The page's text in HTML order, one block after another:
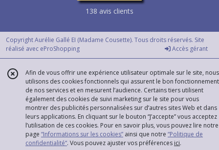
138 avis clients
Copyright Aurélie Gallé EI (Madame Cousette). Tous droits réservés. Site
réalisé avec eProShopping Accès gérant
Afin de vous offrir une expérience utilisateur optimale sur le site, nous
utilisons des cookies fonctionnels qui assurent le bon fonctionnement
de nos services et en mesurent l’audience. Certains tiers utilisent
également des cookies de suivi marketing sur le site pour vous
montrer des publicités personnalisées sur d’autres sites Web et dans
leurs applications. En cliquant sur le bouton “J’accepte” vous acceptez
l’utilisation de ces cookies. Pour en savoir plus, vous pouvez lire notre
page “Informations sur les cookies” ainsi que notre “Politique de
confidentialité“. Vous pouvez ajuster vos préférences ici.